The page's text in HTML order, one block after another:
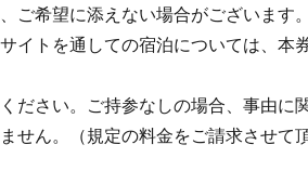
ご希望に添えない場合がございます。
イトを通しての宿泊については、本
ださい。ご持参なしの場合、事由に
せん。（規定の料金をご請求させて